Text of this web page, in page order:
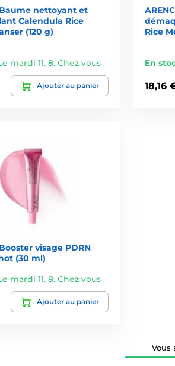
Baume nettoyant et
Calendula Rice
(120 g)
mardi 11. 8. Chez vous
Ajouter au panier
Rice
En
18,16
visage PDRN
(30 ml)
mardi 11. 8. Chez vous
Ajouter au panier
Vous